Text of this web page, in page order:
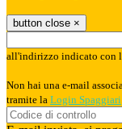
button close ×
all'indirizzo indicato con
Non hai una e-mail
tramite la Login Spaggiari